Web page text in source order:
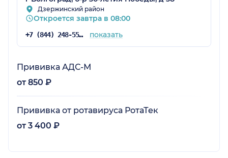
Дзержинский район
Откроется завтра в 08:00
+7 (844) 248-55-03 показать
Прививка АДС-М
от 850 ₽
Прививка от ротавируса РотаТек
от 3 400 ₽